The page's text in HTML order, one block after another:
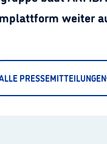
weiter
PRESSEMITTEILUNGEN